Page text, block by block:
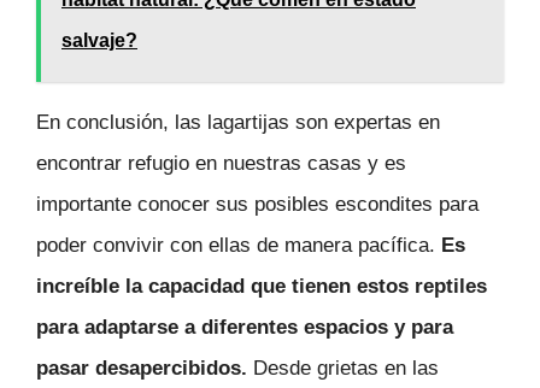
salvaje?
En conclusión, las lagartijas son expertas en
encontrar refugio en nuestras casas y es
importante conocer sus posibles escondites para
poder convivir con ellas de manera pacífica. Es
increíble la capacidad que tienen estos reptiles
para adaptarse a diferentes espacios y para
pasar desapercibidos. Desde grietas en las